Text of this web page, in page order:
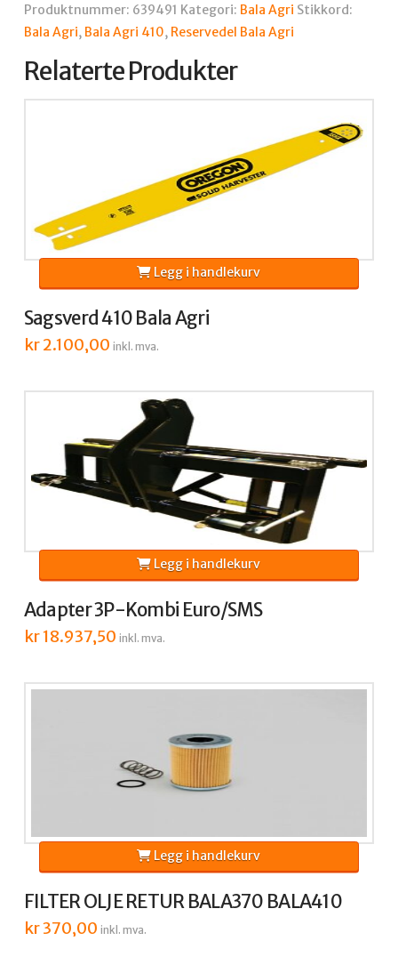
Produktnummer: 639491 Kategori: Bala Agri Stikkord:
Bala Agri, Bala Agri 410, Reservedel Bala Agri
Relaterte Produkter
Sagsverd 410 Bala Agri
kr2.100,00 inkl. mva.
Legg i handlekurv
Adapter 3P-Kombi Euro/SMS
kr18.937,50 inkl. mva.
Legg i handlekurv
FILTER OLJE RETUR BALA370 BALA410
kr370,00 inkl. mva.
Legg i handlekurv